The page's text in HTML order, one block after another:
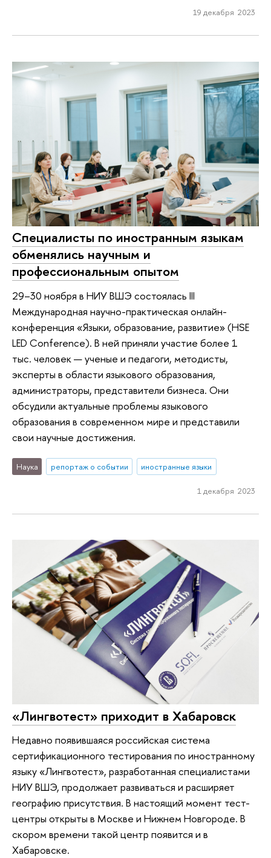
19 декабря 2023
Специалисты по иностранным языкам
обменялись научным и
профессиональным опытом
29–30 ноября в НИУ ВШЭ состоялась III
Международная научно-практическая онлайн-
конференция «Языки, образование, развитие» (HSE
LED Conference). В ней приняли участие более 1
тыс. человек — ученые и педагоги, методисты,
эксперты в области языкового образования,
администраторы, представители бизнеса. Они
обсудили актуальные проблемы языкового
образования в современном мире и представили
свои научные достижения.
Наука репортаж о событии иностранные языки
1 декабря 2023
«Лингвотест» приходит в Хабаровск
Недавно появившаяся российская система
сертификационного тестирования по иностранному
языку «Лингвотест», разработанная специалистами
НИУ ВШЭ, продолжает развиваться и расширяет
географию присутствия. В настоящий момент тест-
центры открыты в Москве и Нижнем Новгороде. В
скором времени такой центр появится и в
Хабаровске.